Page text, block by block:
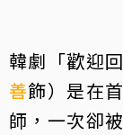
韓劇「歡迎
善飾）是在
師，一次卻